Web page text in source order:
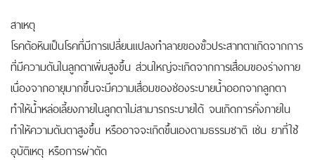
สาเหตุ
โรคต้อหินเป็นโรคที่มีการเปลี่ยนแปลงทำลายของขั้วประสาทตาเกิดจากการ
ที่มีความดันในลูกตาเพิ่มสูงขึ้น ส่วนใหญ่จะเกิดจากการเสื่อมของร่างกาย
เนื่องจากอายุมากขึ้นจะมีความเสื่อมของช่องระบายน้ำออกจากลูกตา
ทำให้น้ำหล่อเลี้ยงภายในลูกตาไม่สามารถระบายได้ จนเกิดการคั่งภายใน
ทำให้ความดันตาสูงขึ้น หรืออาจจะเกิดขึ้นเองตามธรรมชาติ เช่น ยาที่ใช้
อุบัติเหตุ หรือการผ่าตัด